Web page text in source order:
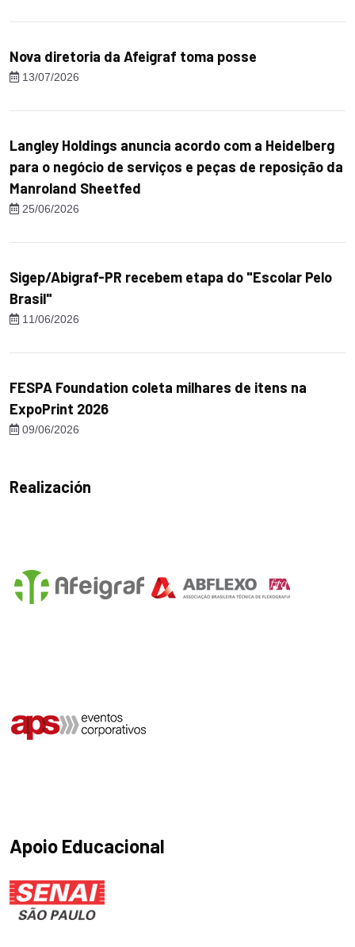
Nova diretoria da Afeigraf toma posse
13/07/2026
Langley Holdings anuncia acordo com a Heidelberg
para o negócio de serviços e peças de reposição da
Manroland Sheetfed
25/06/2026
Sigep/Abigraf-PR recebem etapa do "Escolar Pelo
Brasil"
11/06/2026
FESPA Foundation coleta milhares de itens na
ExpoPrint 2026
09/06/2026
Realización
Apoio Educacional